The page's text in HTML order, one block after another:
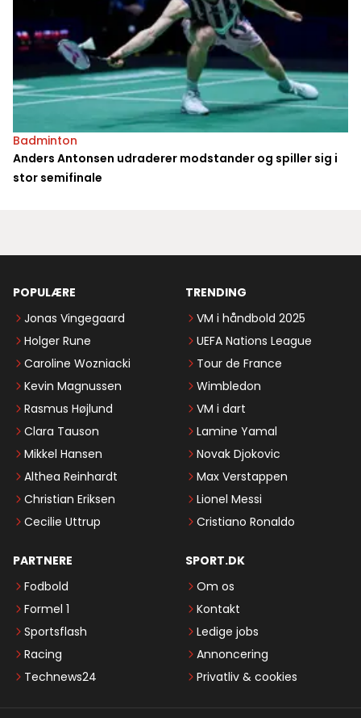
Badminton
Anders Antonsen udraderer modstander og spiller sig i
stor semifinale
POPULÆRE
Jonas Vingegaard
Holger Rune
Caroline Wozniacki
Kevin Magnussen
Rasmus Højlund
Clara Tauson
Mikkel Hansen
Althea Reinhardt
Christian Eriksen
Cecilie Uttrup
TRENDING
VM i håndbold 2025
UEFA Nations League
Tour de France
Wimbledon
VM i dart
Lamine Yamal
Novak Djokovic
Max Verstappen
Lionel Messi
Cristiano Ronaldo
PARTNERE
Fodbold
Formel 1
Sportsflash
Racing
Technews24
SPORT.DK
Om os
Kontakt
Ledige jobs
Annoncering
Privatliv & cookies